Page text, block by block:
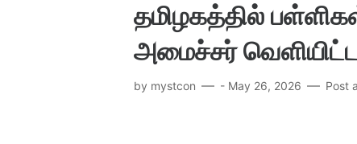
தமிழகத்தில்
அமைச்சர்
by mystcon - May 26, 2026 Post